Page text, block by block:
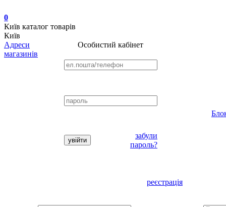
0
Київ каталог товарів
Київ
Адреси
магазинів
Особистий кабінет
забули
пароль?
реєстрація